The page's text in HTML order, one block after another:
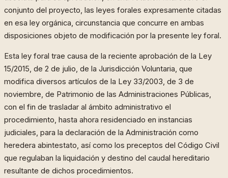
conjunto del proyecto, las leyes forales expresamente citadas
en esa ley orgánica, circunstancia que concurre en ambas
disposiciones objeto de modificación por la presente ley foral.
Esta ley foral trae causa de la reciente aprobación de la Ley
15/2015, de 2 de julio, de la Jurisdicción Voluntaria, que
modifica diversos artículos de la Ley 33/2003, de 3 de
noviembre, de Patrimonio de las Administraciones Públicas,
con el fin de trasladar al ámbito administrativo el
procedimiento, hasta ahora residenciado en instancias
judiciales, para la declaración de la Administración como
heredera abintestato, así como los preceptos del Código Civil
que regulaban la liquidación y destino del caudal hereditario
resultante de dichos procedimientos.